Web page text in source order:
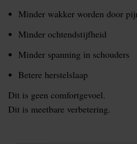
Minder wakker worden door
Minder ochtendstijfheid
Minder spanning in schouders
Betere herstelslaap
Dit is geen comfortgevoel.
Dit is meetbare verbetering.